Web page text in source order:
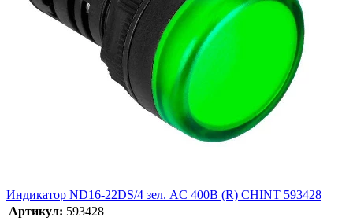
Индикатор ND16-22DS/4 зел. AC 400В (R) CHINT 593428
Артикул: 593428